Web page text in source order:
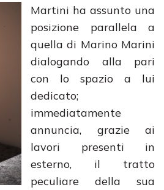
Martini ha assunto una
posizione parallela a
quella di Marino Marini
dialogando alla pari
con lo spazio a lui
dedicato;
immediatamente
annuncia, grazie ai
lavori presenti in
esterno, il tratto
peculiare della sua